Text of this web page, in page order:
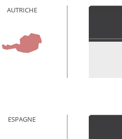
AUTRICHE
ESPAGNE